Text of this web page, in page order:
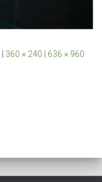
360 × 240 636 × 960